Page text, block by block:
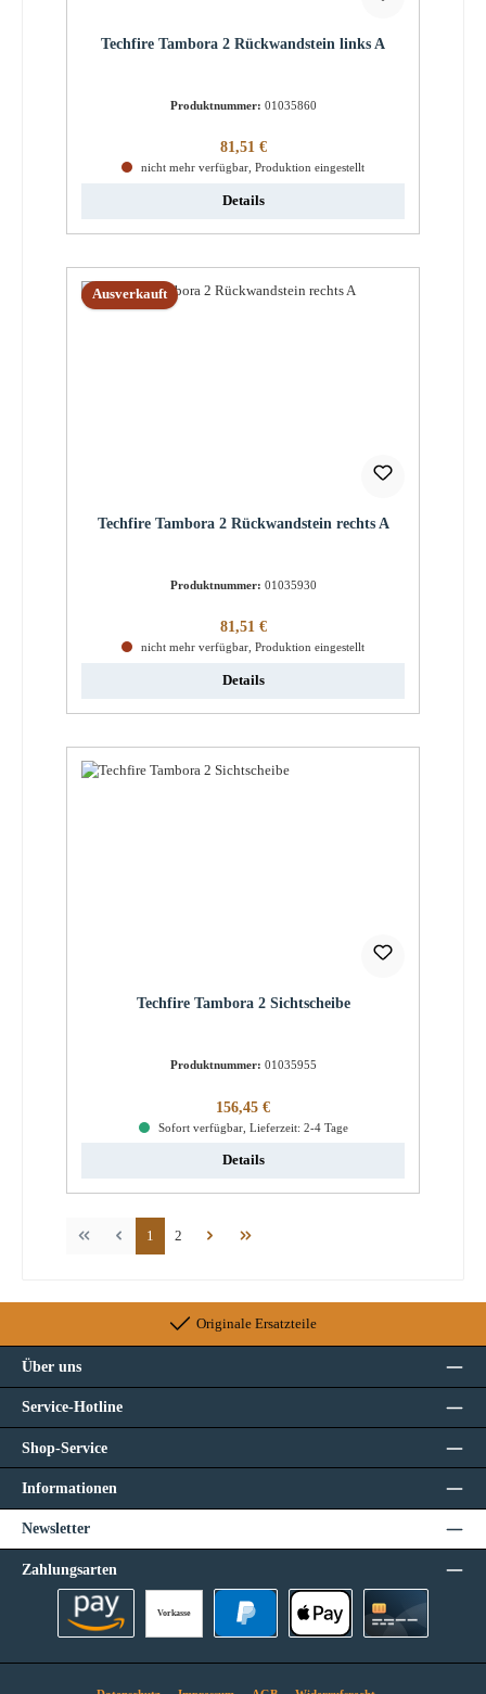
Techfire Tambora 2 Rückwandstein links A
Produktnummer: 01035860
Regulärer Preis:
81,51 €
nicht mehr verfügbar, Produktion eingestellt
Details
Ausverkauft
Techfire Tambora 2 Rückwandstein rechts A
Produktnummer: 01035930
Regulärer Preis:
81,51 €
nicht mehr verfügbar, Produktion eingestellt
Details
Techfire Tambora 2 Sichtscheibe
Produktnummer: 01035955
Regulärer Preis:
156,45 €
Sofort verfügbar, Lieferzeit: 2-4 Tage
Details
Seite
1 Seite
2
Originale Ersatzteile
Über uns
Service-Hotline
Shop-Service
Informationen
Newsletter
Zahlungsarten
Vorkasse